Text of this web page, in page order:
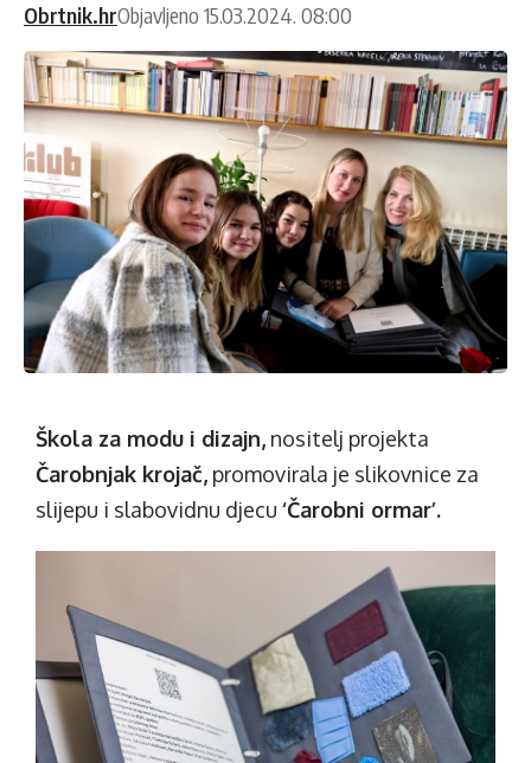
Obrtnik.hrObjavljeno 15.03.2024. 08:00
Škola za modu i dizajn, nositelj projekta
Čarobnjak krojač, promovirala je slikovnice za
slijepu i slabovidnu djecu ‘Čarobni ormar’.